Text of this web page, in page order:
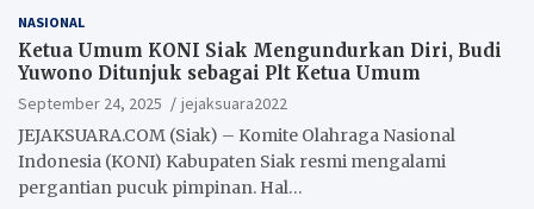
NASIONAL
Ketua Umum KONI Siak Mengundurkan Diri, Budi
Yuwono Ditunjuk sebagai Plt Ketua Umum
September 24, 2025
jejaksuara2022
JEJAKSUARA.COM (Siak) – Komite Olahraga Nasional
Indonesia (KONI) Kabupaten Siak resmi mengalami
pergantian pucuk pimpinan. Hal…